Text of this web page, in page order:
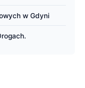
w Gdyni